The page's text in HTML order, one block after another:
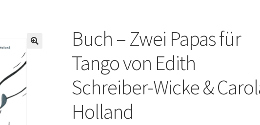
Buch – Zwei Papas für
Tango von Edith
Schreiber-Wicke &
Holland